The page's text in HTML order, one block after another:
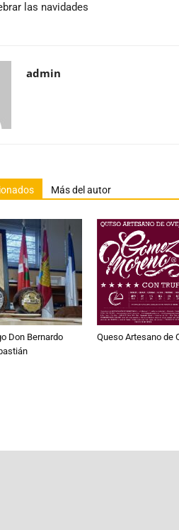
las navidades
admin
Más del autor
Don Bernardo
Queso Artesano de